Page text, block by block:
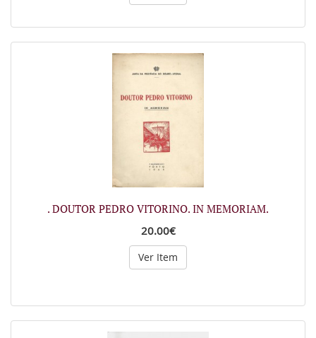
. DOUTOR PEDRO VITORINO. IN MEMORIAM.
20.00€
Ver Item